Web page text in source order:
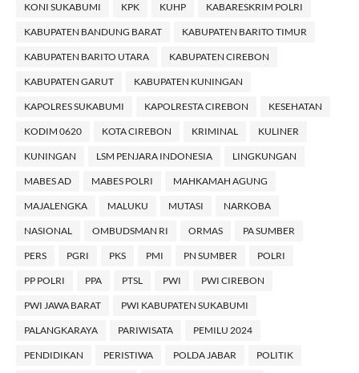
KONI SUKABUMI KPK KUHP KABARESKRIM POLRI
KABUPATEN BANDUNG BARAT KABUPATEN BARITO TIMUR
KABUPATEN BARITO UTARA KABUPATEN CIREBON
KABUPATEN GARUT KABUPATEN KUNINGAN
KAPOLRES SUKABUMI KAPOLRESTA CIREBON KESEHATAN
KODIM 0620 KOTA CIREBON KRIMINAL KULINER
KUNINGAN LSM PENJARA INDONESIA LINGKUNGAN
MABES AD MABES POLRI MAHKAMAH AGUNG
MAJALENGKA MALUKU MUTASI NARKOBA
NASIONAL OMBUDSMAN RI ORMAS PA SUMBER
PERS PGRI PKS PMI PN SUMBER POLRI
PP POLRI PPA PTSL PWI PWI CIREBON
PWI JAWA BARAT PWI KABUPATEN SUKABUMI
PALANGKARAYA PARIWISATA PEMILU 2024
PENDIDIKAN PERISTIWA POLDA JABAR POLITIK